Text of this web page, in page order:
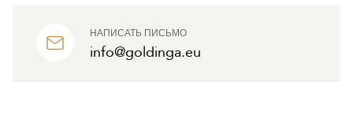
НАПИСАТЬ ПИСЬМО
info@goldinga.eu